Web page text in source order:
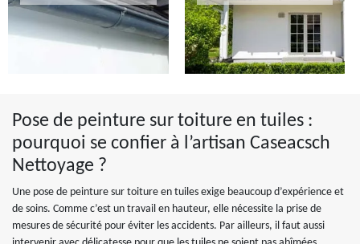
Pose de peinture sur toiture en tuiles :
pourquoi se confier à l’artisan Caseacsch
Nettoyage ?
Une pose de peinture sur toiture en tuiles exige beaucoup d’expérience et
de soins. Comme c’est un travail en hauteur, elle nécessite la prise de
mesures de sécurité pour éviter les accidents. Par ailleurs, il faut aussi